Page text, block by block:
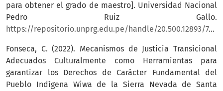
para obtener el grado de maestro]. Universidad Nacional
Pedro Ruiz Gallo.
https://repositorio.unprg.edu.pe/handle/20.500.12893/7489
Fonseca, C. (2022). Mecanismos de Justicia Transicional
Adecuados Culturalmente como Herramientas para
garantizar los Derechos de Carácter Fundamental del
Pueblo Indígena Wiwa de la Sierra Nevada de Santa